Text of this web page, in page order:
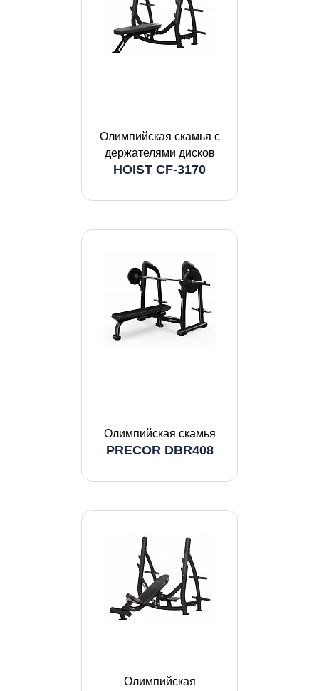
Олимпийская скамья с
держателями дисков
HOIST CF-3170
Олимпийская скамья
PRECOR DBR408
Олимпийская